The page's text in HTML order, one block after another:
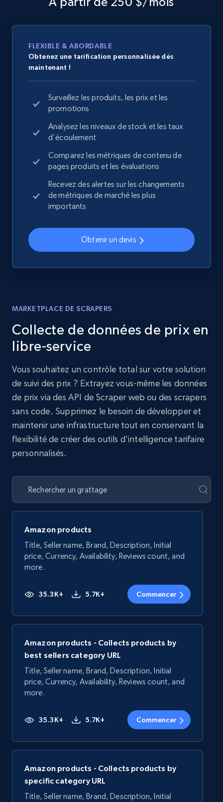
FLEXIBLE & ABORDABLE
Obtenez une tarification personnalisée dès
maintenant !
Surveillez les produits, les prix et les
promotions
Analysez les niveaux de stock et les taux
d'écoulement
Comparez les métriques de contenu de
pages produits et les évaluations
Recevez des alertes sur les changements
de métriques de marché les plus
importants
Obtenir un devis
MARKETPLACE DE SCRAPERS
Collecte de données de prix en
libre-service
Vous souhaitez un contrôle total sur votre solution
de suivi des prix ? Extrayez vous-même les données
de prix via des API de Scraper web ou des scrapers
sans code. Supprimez le besoin de développer et
maintenir une infrastructure tout en conservant la
flexibilité de créer des outils d'intelligence tarifaire
personnalisés.
Amazon products
Title, Seller name, Brand, Description, Initial
price, Currency, Availability, Reviews count, and
more.
35.3K+ 5.7K+ Commencer
Amazon products - Collects products by
best sellers category URL
Title, Seller name, Brand, Description, Initial
price, Currency, Availability, Reviews count, and
more.
35.3K+ 5.7K+ Commencer
Amazon products - Collects products by
specific category URL
Title, Seller name, Brand, Description, Initial